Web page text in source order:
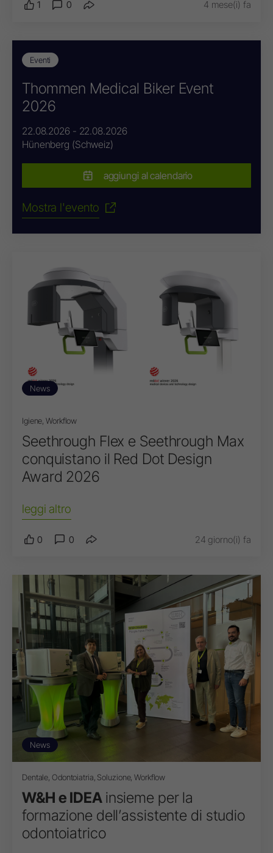
1 0 4 mese(i) fa
Eventi
Thommen Medical Biker Event
2026
22.08.2026 - 22.08.2026
Hünenberg (Schweiz)
aggiungi al calendario
Mostra l'evento
News
Igiene, Workflow
Seethrough Flex e Seethrough Max
conquistano il Red Dot Design
Award 2026
leggi altro
0 0 24 giorno(i) fa
News
Dentale, Odontoiatria, Soluzione, Workflow
W&H e IDEA insieme per la
formazione dell’assistente di studio
odontoiatrico